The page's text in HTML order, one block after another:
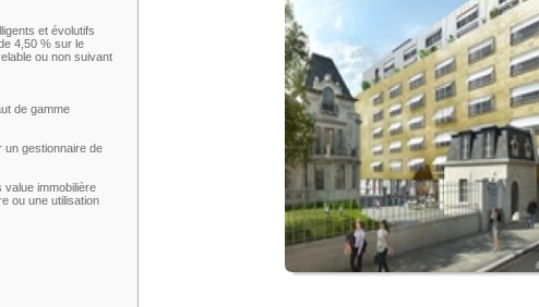
et évolutifs
4,50 % sur le
ou non suivant
de gamme
un gestionnaire de
value immobilière
ou une utilisation